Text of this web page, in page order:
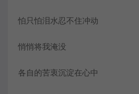
怕只怕泪水忍不住冲动
悄悄将我淹没
各自的苦衷沉淀在心中